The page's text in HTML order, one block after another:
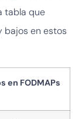
tabla que
bajos en estos
en FODMAPs